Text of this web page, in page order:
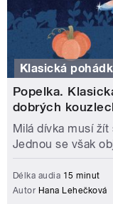
Klasická
Popelka.
dobrých
Milá dívka musí
Jednou se však
Délka audia 15 minut
Autor Hana Lehečková